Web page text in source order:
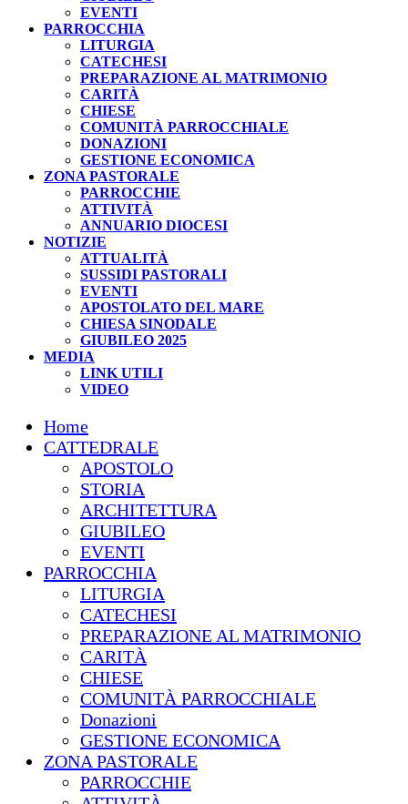
EVENTI
PARROCCHIA
LITURGIA
CATECHESI
PREPARAZIONE AL MATRIMONIO
CARITÀ
CHIESE
COMUNITÀ PARROCCHIALE
DONAZIONI
GESTIONE ECONOMICA
ZONA PASTORALE
PARROCCHIE
ATTIVITÀ
ANNUARIO DIOCESI
NOTIZIE
ATTUALITÀ
SUSSIDI PASTORALI
EVENTI
APOSTOLATO DEL MARE
CHIESA SINODALE
GIUBILEO 2025
MEDIA
LINK UTILI
VIDEO
Home
CATTEDRALE
APOSTOLO
STORIA
ARCHITETTURA
GIUBILEO
EVENTI
PARROCCHIA
LITURGIA
CATECHESI
PREPARAZIONE AL MATRIMONIO
CARITÀ
CHIESE
COMUNITÀ PARROCCHIALE
Donazioni
GESTIONE ECONOMICA
ZONA PASTORALE
PARROCCHIE